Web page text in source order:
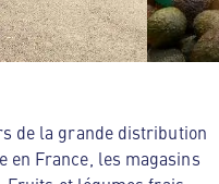
de la grande distribution
en France, les magasins